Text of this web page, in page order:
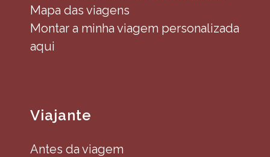
Mapa das viagens
Montar a minha viagem personalizada
aqui
Viajante
Antes da viagem